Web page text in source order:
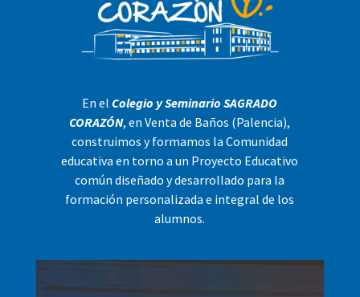
En el Colegio y Seminario SAGRADO
CORAZÓN, en Venta de Baños (Palencia),
construimos y formamos la Comunidad
educativa en torno a un Proyecto Educativo
común diseñado y desarrollado para la
formación personalizada e integral de los
alumnos.